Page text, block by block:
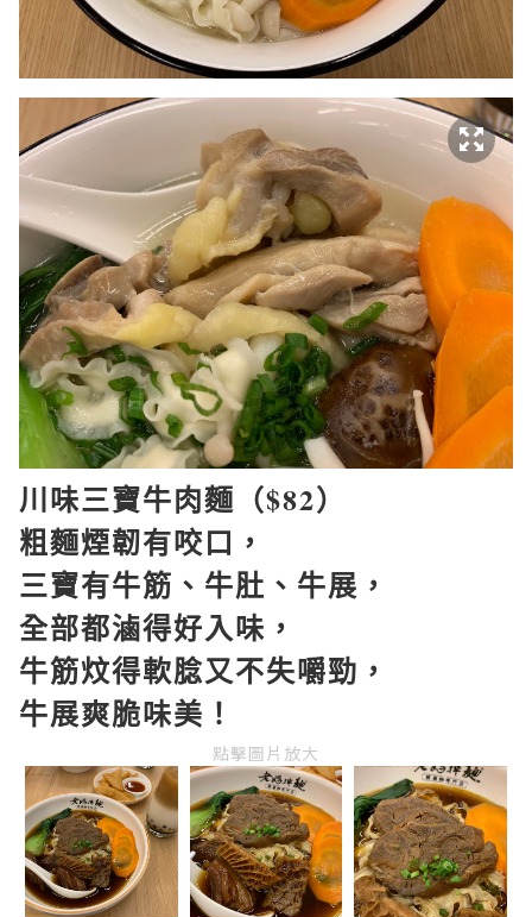
川味三寶牛肉麵（$82）
粗麵煙韌有咬口，
三寶有牛筋、牛肚、牛展，
全部都滷得好入味，
牛筋炆得軟腍又不失嚼勁，
牛展爽脆味美！
點擊圖片放大